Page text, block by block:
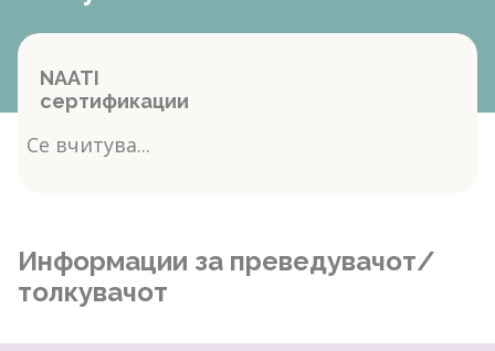
NAATI
сертификации
Се вчитува...
Информации за преведувачот/
толкувачот